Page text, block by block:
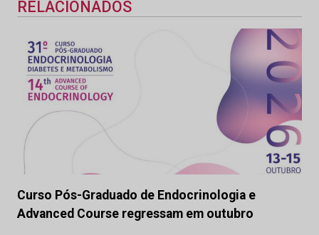
RELACIONADOS
Curso Pós-Graduado de Endocrinologia e
Advanced Course regressam em outubro